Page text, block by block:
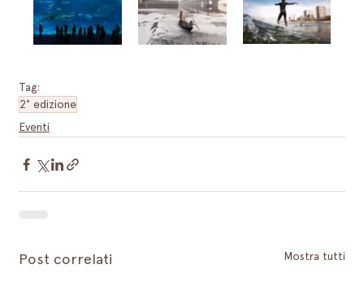
Tag:
2° edizione
Eventi
Post correlati Mostra tutti